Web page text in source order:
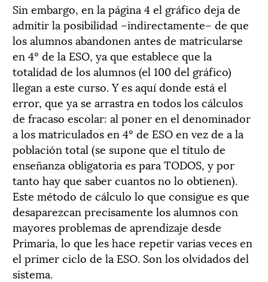
Sin embargo, en la página 4 el gráfico deja de
admitir la posibilidad –indirectamente– de que
los alumnos abandonen antes de matricularse
en 4º de la ESO, ya que establece que la
totalidad de los alumnos (el 100 del gráfico)
llegan a este curso. Y es aquí donde está el
error, que ya se arrastra en todos los cálculos
de fracaso escolar: al poner en el denominador
a los matriculados en 4º de ESO en vez de a la
población total (se supone que el título de
enseñanza obligatoria es para TODOS, y por
tanto hay que saber cuantos no lo obtienen).
Este método de cálculo lo que consigue es que
desaparezcan precisamente los alumnos con
mayores problemas de aprendizaje desde
Primaria, lo que les hace repetir varias veces en
el primer ciclo de la ESO. Son los olvidados del
sistema.